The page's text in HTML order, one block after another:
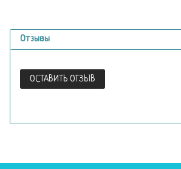
Отзывы
ОСТАВИТЬ ОТЗЫВ